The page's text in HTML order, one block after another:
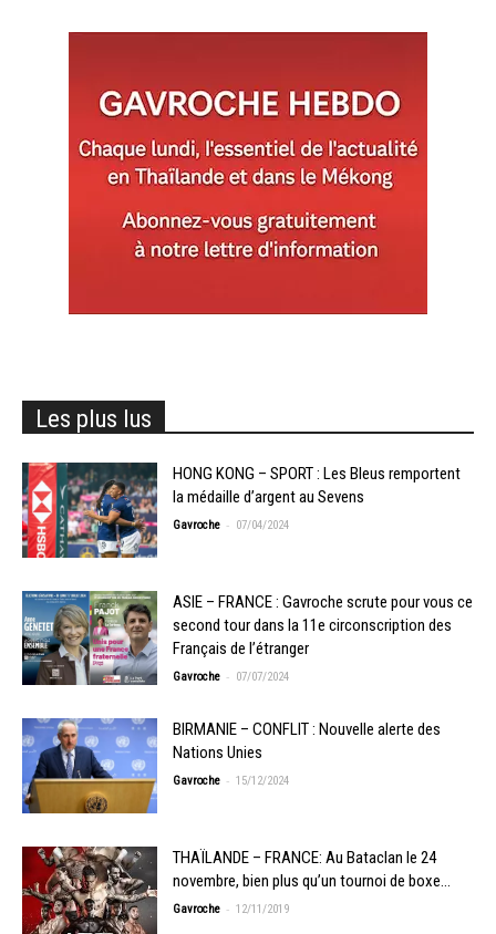
Les plus lus
HONG KONG – SPORT : Les Bleus remportent
la médaille d’argent au Sevens
Gavroche - 07/04/2024
ASIE – FRANCE : Gavroche scrute pour vous ce
second tour dans la 11e circonscription des
Français de l’étranger
Gavroche - 07/07/2024
BIRMANIE – CONFLIT : Nouvelle alerte des
Nations Unies
Gavroche - 15/12/2024
THAÏLANDE – FRANCE: Au Bataclan le 24
novembre, bien plus qu’un tournoi de boxe…
Gavroche - 12/11/2019